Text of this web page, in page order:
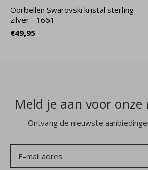
Oorbellen Swarovski kristal sterling
zilver - 1661
€49,95
Meld je aan voor
Ontvang de nieuwste